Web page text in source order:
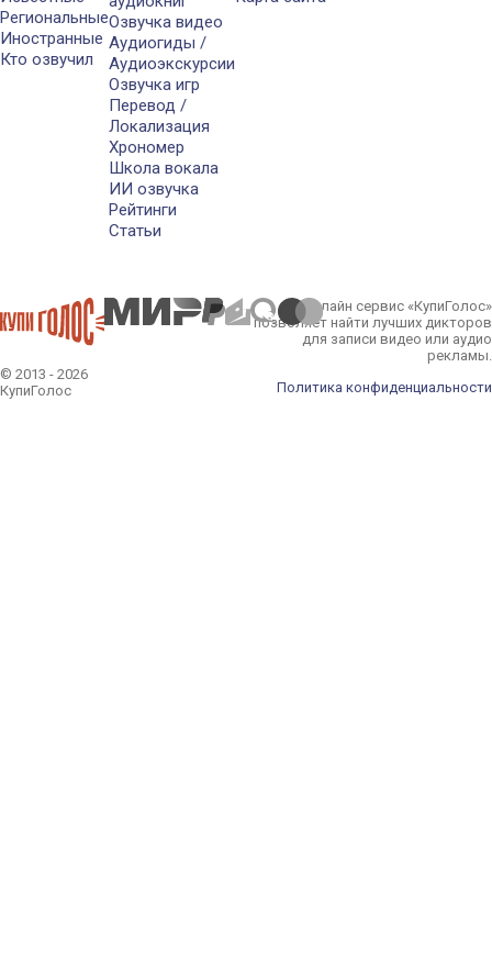
Региональные
Иностранные
Кто озвучил
Озвучка видео
Аудиогиды /
Аудиоэкскурсии
Озвучка игр
Перевод /
Локализация
Хрономер
Школа вокала
ИИ озвучка
Рейтинги
Статьи
© 2013 - 2026
КупиГолос
Онлайн сервис «КупиГолос»
позволяет найти лучших дикторов
для записи видео или аудио
рекламы.
Политика конфиденциальности